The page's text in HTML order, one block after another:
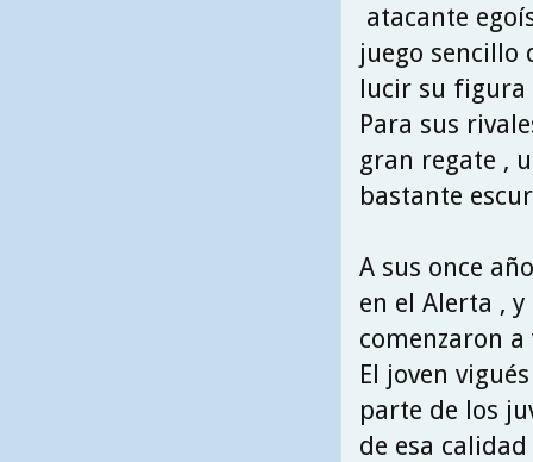
atacante
juego sencillo
lucir su figura
Para sus
gran regate ,
bastante
A sus once
en el Alerta ,
comenzaron
El joven
parte de los
de esa